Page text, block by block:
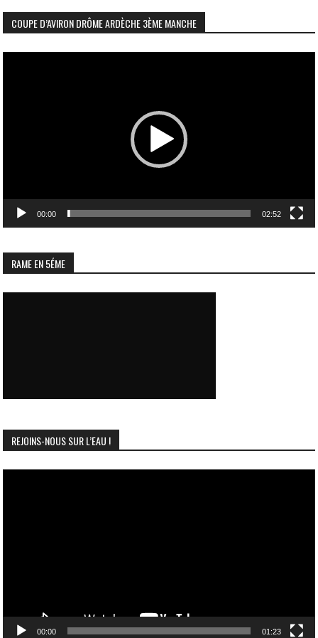
COUPE D’AVIRON DRÔME ARDÈCHE 3ÈME MANCHE
00:00 02:52
RAME EN 5ÉME
REJOINS-NOUS SUR L’EAU !
00:00 01:23